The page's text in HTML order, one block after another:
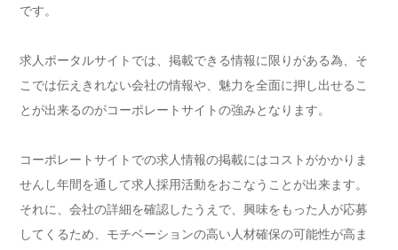
です。
求人ポータルサイトでは、掲載できる情報に限りがある為、そ
こでは伝えきれない会社の情報や、魅力を全面に押し出せるこ
とが出来るのがコーポレートサイトの強みとなります。
コーポレートサイトでの求人情報の掲載にはコストがかかりま
せんし年間を通して求人採用活動をおこなうことが出来ます。
それに、会社の詳細を確認したうえで、興味をもった人が応募
してくるため、モチベーションの高い人材確保の可能性が高ま